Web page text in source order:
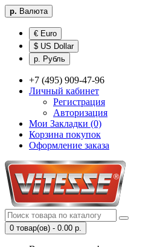
р. Валюта
€ Euro
$ US Dollar
р. Рубль
+7 (495) 909-47-96
Личный кабинет
Регистрация
Авторизация
Мои Закладки (0)
Корзина покупок
Оформление заказа
0 товар(ов) - 0.00 р.